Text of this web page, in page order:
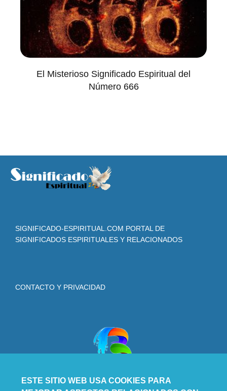
El Misterioso Significado Espiritual del
Número 666
SIGNIFICADO-ESPIRITUAL.COM PORTAL DE
SIGNIFICADOS ESPIRITUALES Y RELACIONADOS
CONTACTO Y PRIVACIDAD
ESTE SITIO WEB USA COOKIES PARA